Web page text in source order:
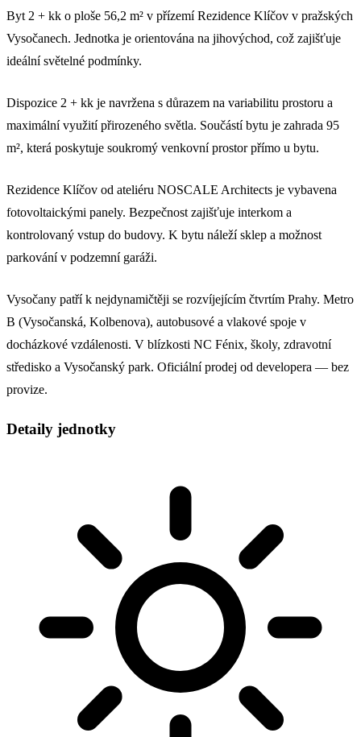
Byt 2 + kk o ploše 56,2 m² v přízemí Rezidence Klíčov v pražských
Vysočanech. Jednotka je orientována na jihovýchod, což zajišťuje
ideální světelné podmínky.
Dispozice 2 + kk je navržena s důrazem na variabilitu prostoru a
maximální využití přirozeného světla. Součástí bytu je zahrada 95
m², která poskytuje soukromý venkovní prostor přímo u bytu.
Rezidence Klíčov od ateliéru NOSCALE Architects je vybavena
fotovoltaickými panely. Bezpečnost zajišťuje interkom a
kontrolovaný vstup do budovy. K bytu náleží sklep a možnost
parkování v podzemní garáži.
Vysočany patří k nejdynamičtěji se rozvíjejícím čtvrtím Prahy. Metro
B (Vysočanská, Kolbenova), autobusové a vlakové spoje v
docházkové vzdálenosti. V blízkosti NC Fénix, školy, zdravotní
středisko a Vysočanský park. Oficiální prodej od developera — bez
provize.
Detaily jednotky